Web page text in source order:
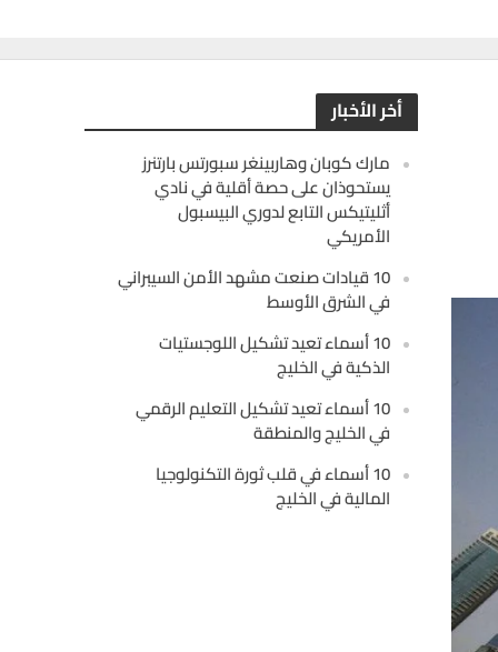
أخر الأخبار
مارك كوبان وهاربينغر سبورتس بارتنرز
يستحوذان على حصة أقلية في نادي
أثليتيكس التابع لدوري البيسبول
الأمريكي
10 قيادات صنعت مشهد الأمن السيبراني
في الشرق الأوسط
10 أسماء تعيد تشكيل اللوجستيات
الذكية في الخليج
10 أسماء تعيد تشكيل التعليم الرقمي
في الخليج والمنطقة
10 أسماء في قلب ثورة التكنولوجيا
المالية في الخليج